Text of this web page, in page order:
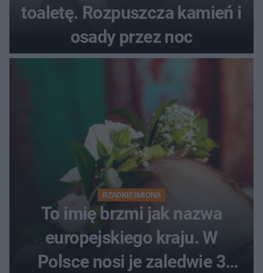
toaletę. Rozpuszcza kamień i
osady przez noc
RZADKIE IMIONA
To imię brzmi jak nazwa
europejskiego kraju. W
Polsce nosi je zaledwie 3